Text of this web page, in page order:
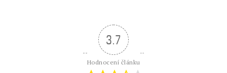
3.7
Hodnocení článku